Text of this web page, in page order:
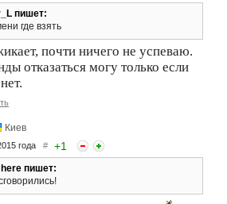
пишет:
где взять
почти ничего не успеваю.
отказаться могу только если
Киев
года # +1
пишет: